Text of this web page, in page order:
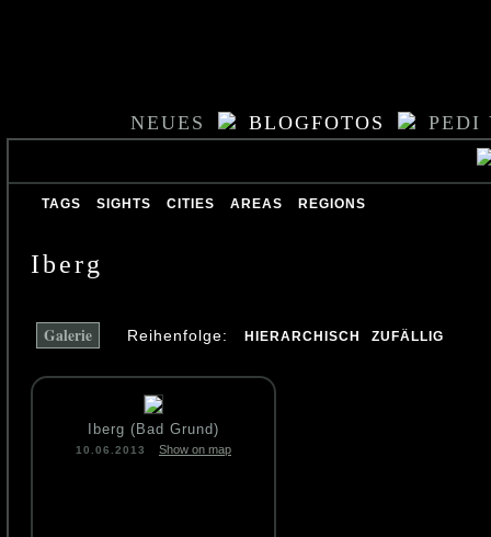
NEUES BLOGFOTOS PEDI
TAGS SIGHTS CITIES AREAS REGIONS
Iberg
Galerie Reihenfolge: HIERARCHISCH ZUFÄLLIG
Iberg (Bad Grund)
10.06.2013 Show on map